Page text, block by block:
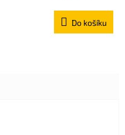
Do košíku